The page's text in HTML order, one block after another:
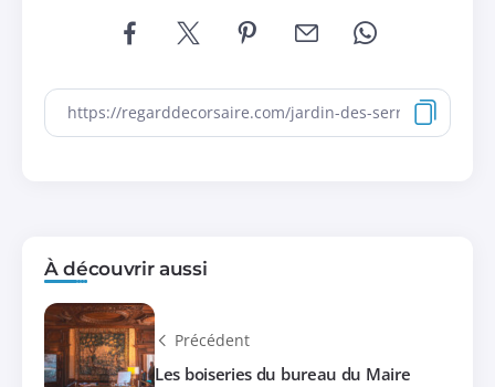
À découvrir aussi
Précédent
Les boiseries du bureau du Maire